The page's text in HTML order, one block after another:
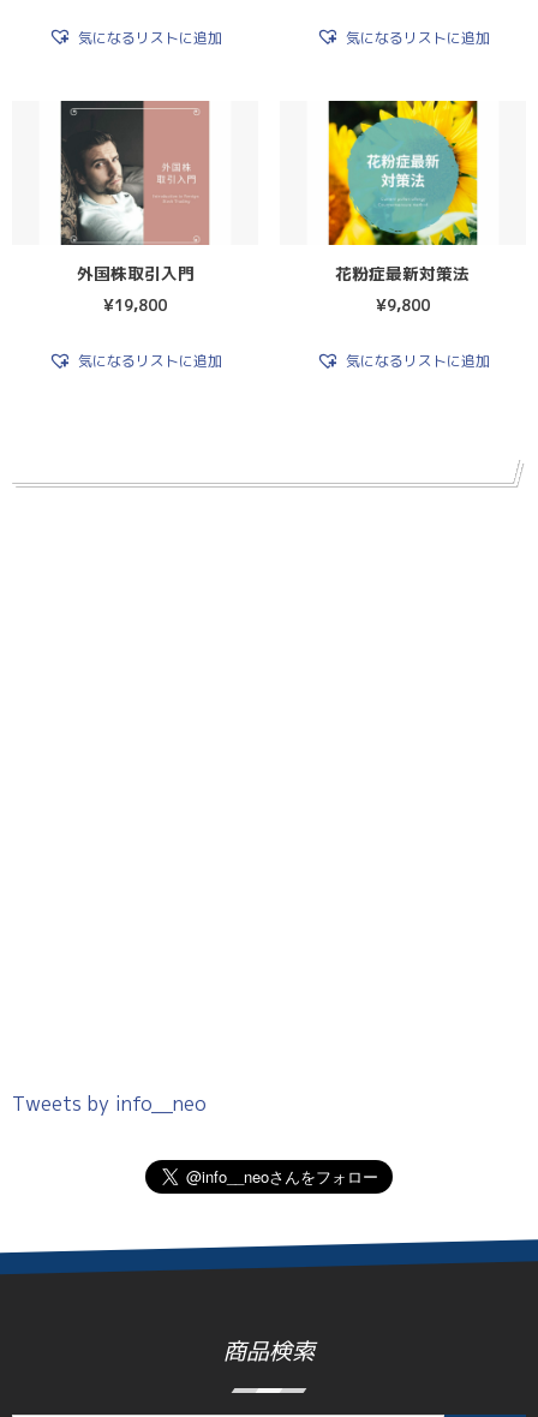
気になるリストに追加 気になるリストに追加
外国株取引入門
¥19,800
気になるリストに追加
花粉症最新対策法
¥9,800
気になるリストに追加
Tweets by info__neo
商品検索